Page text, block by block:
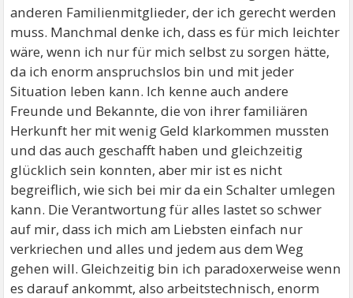
anderen Familienmitglieder, der ich gerecht werden
muss. Manchmal denke ich, dass es für mich leichter
wäre, wenn ich nur für mich selbst zu sorgen hätte,
da ich enorm anspruchslos bin und mit jeder
Situation leben kann. Ich kenne auch andere
Freunde und Bekannte, die von ihrer familiären
Herkunft her mit wenig Geld klarkommen mussten
und das auch geschafft haben und gleichzeitig
glücklich sein konnten, aber mir ist es nicht
begreiflich, wie sich bei mir da ein Schalter umlegen
kann. Die Verantwortung für alles lastet so schwer
auf mir, dass ich mich am Liebsten einfach nur
verkriechen und alles und jedem aus dem Weg
gehen will. Gleichzeitig bin ich paradoxerweise wenn
es darauf ankommt, also arbeitstechnisch, enorm